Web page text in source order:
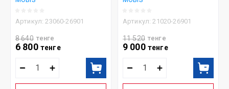
Артикул: 23060-26901
8 640 тенге
6 800 тенге
Артикул: 21020-26901
11 520 тенге
9 000 тенге